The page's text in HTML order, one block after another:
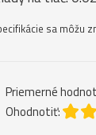
sa môžu
Priemerné
Ohodnotiť: